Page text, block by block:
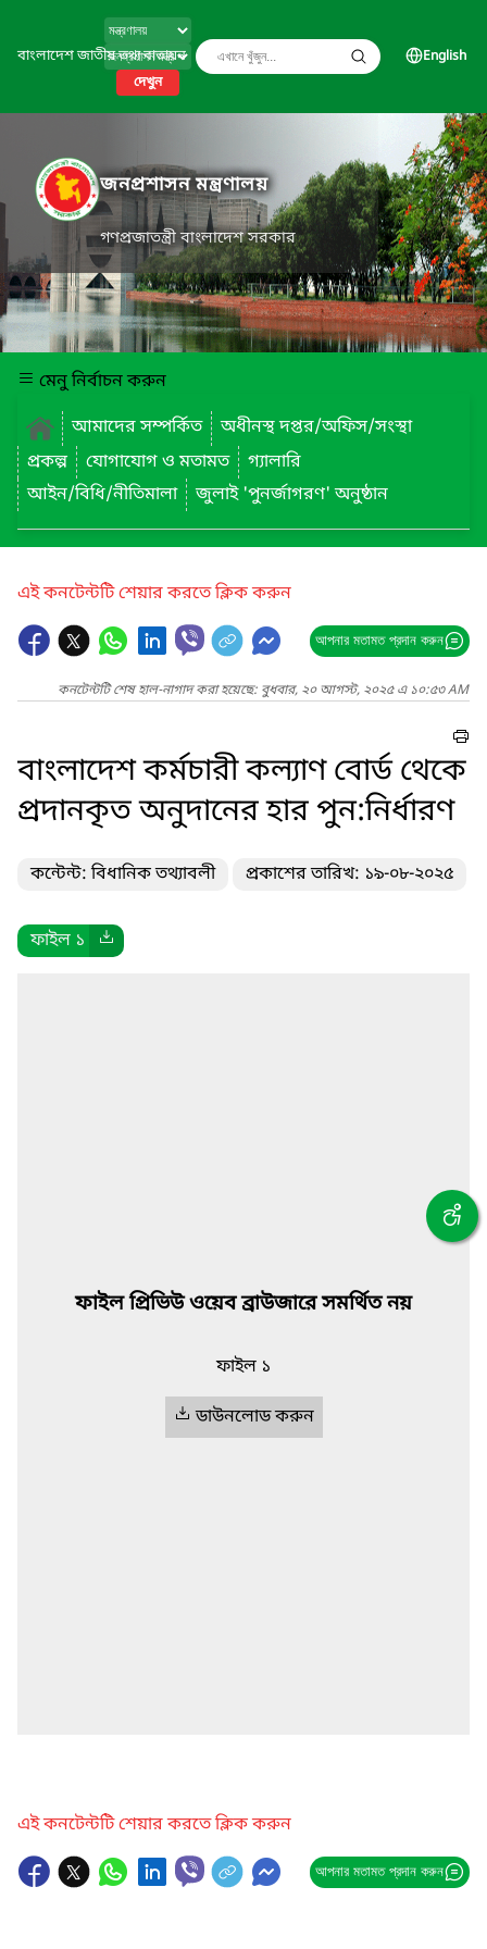
বাংলাদেশ জাতীয় তথ্য বাতায়ন
দেখুন
English
জনপ্রশাসন মন্ত্রণালয়
গণপ্রজাতন্ত্রী বাংলাদেশ সরকার
মেনু নির্বাচন করুন
আমাদের সম্পর্কিত
অধীনস্থ দপ্তর/অফিস/সংস্থা
প্রকল্প
যোগাযোগ ও মতামত
গ্যালারি
আইন/বিধি/নীতিমালা
জুলাই 'পুনর্জাগরণ' অনুষ্ঠান
এই কনটেন্টটি শেয়ার করতে ক্লিক করুন
আপনার মতামত প্রদান করুন
কনটেন্টটি শেষ হাল-নাগাদ করা হয়েছে: বুধবার, ২০ আগস্ট, ২০২৫ এ ১০:৫৩ AM
বাংলাদেশ কর্মচারী কল্যাণ বোর্ড থেকে
প্রদানকৃত অনুদানের হার পুন:নির্ধারণ
কন্টেন্ট: বিধানিক তথ্যাবলী প্রকাশের তারিখ: ১৯-০৮-২০২৫
ফাইল ১
ফাইল প্রিভিউ ওয়েব ব্রাউজারে সমর্থিত নয়
ফাইল ১
ডাউনলোড করুন
এই কনটেন্টটি শেয়ার করতে ক্লিক করুন
আপনার মতামত প্রদান করুন